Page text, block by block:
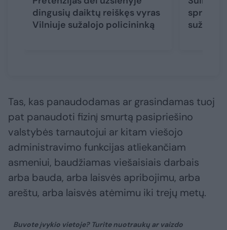
dingusių daiktų reiškęs vyras
Vilniuje sužalojo policininką
sprukęs
Tas, kas panaudodamas ar grasindamas tuoj
pat panaudoti fizinį smurtą pasipriešino
valstybės tarnautojui ar kitam viešojo
administravimo funkcijas atliekančiam
asmeniui, baudžiamas viešaisiais darbais
arba bauda, arba laisvės apribojimu, arba
areštu, arba laisvės atėmimu iki trejų metų.
Buvote įvykio vietoje? Turite nuotraukų ar vaizdo